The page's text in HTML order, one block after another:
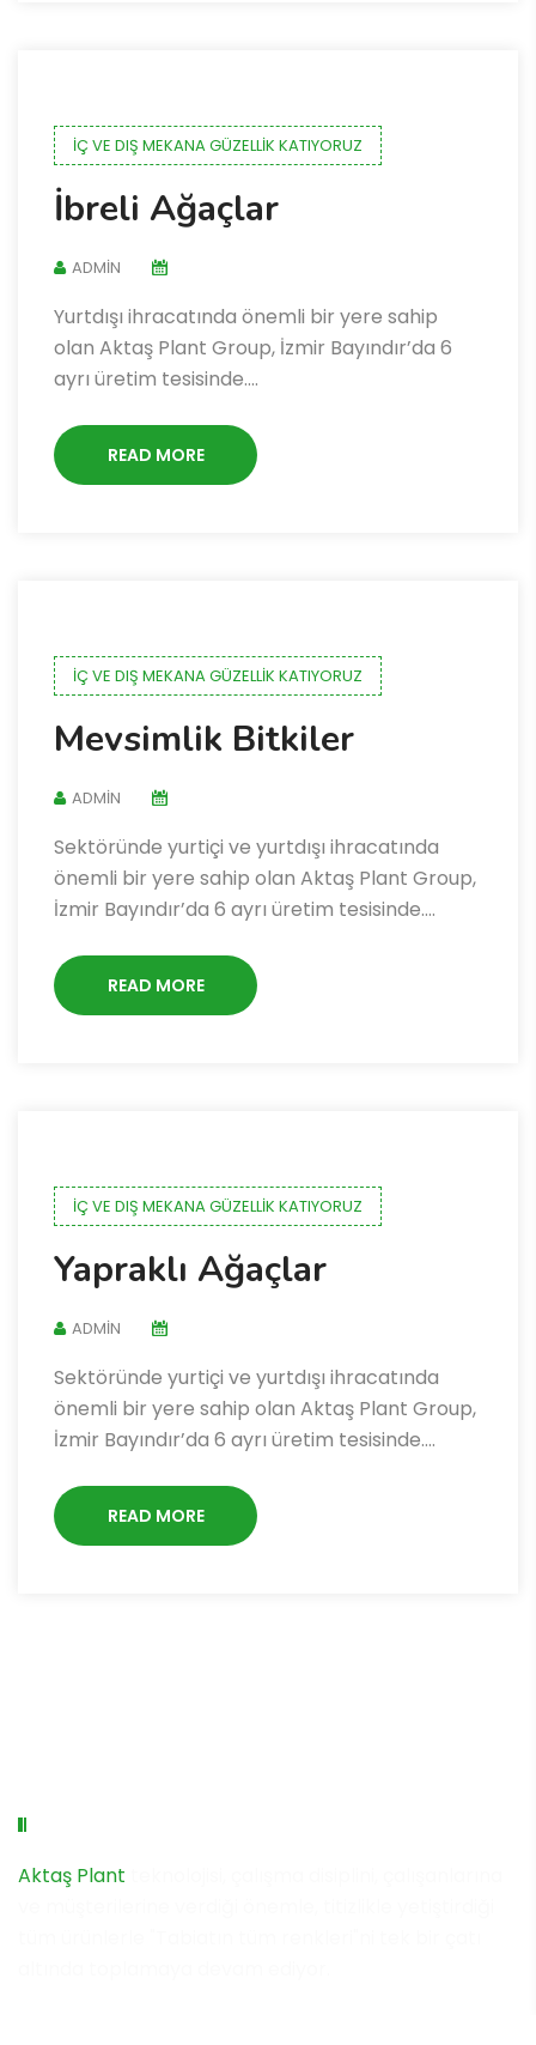
İÇ VE DIŞ MEKANA GÜZELLIK KATIYORUZ
İbreli Ağaçlar
ADMIN
Yurtdışı ihracatında önemli bir yere sahip
olan Aktaş Plant Group, İzmir Bayındır’da 6
ayrı üretim tesisinde….
READ MORE
İÇ VE DIŞ MEKANA GÜZELLIK KATIYORUZ
Mevsimlik Bitkiler
ADMIN
Sektöründe yurtiçi ve yurtdışı ihracatında
önemli bir yere sahip olan Aktaş Plant Group,
İzmir Bayındır’da 6 ayrı üretim tesisinde….
READ MORE
İÇ VE DIŞ MEKANA GÜZELLIK KATIYORUZ
Yapraklı Ağaçlar
ADMIN
Sektöründe yurtiçi ve yurtdışı ihracatında
önemli bir yere sahip olan Aktaş Plant Group,
İzmir Bayındır’da 6 ayrı üretim tesisinde….
READ MORE
Aktaş Plant